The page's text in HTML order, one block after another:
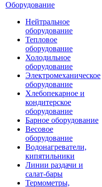
Оборудование
Нейтральное
оборудование
Тепловое
оборудование
Холодильное
оборудование
Электромеханическое
оборудование
Хлебопекарное и
кондитерское
оборудование
Барное оборудование
Весовое
оборудование
Водонагреватели,
кипятильники
Линии раздачи и
салат-бары
Термометры,